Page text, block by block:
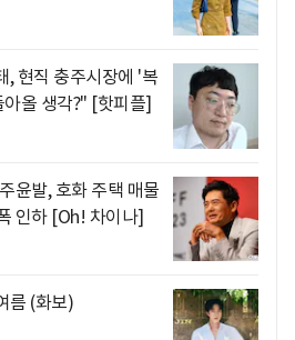
, 현직 충주시장에 '복
올 생각?" [핫피플]
윤발, 호화 주택 매물
인하 [Oh! 차이나]
름 (화보)